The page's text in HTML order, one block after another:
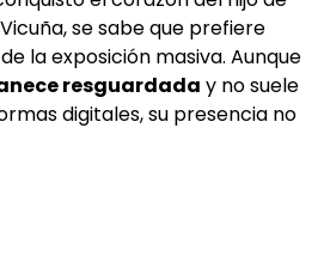
se sabe que prefiere
la exposición masiva. Aunque
resguardada y no suele
digitales, su presencia no